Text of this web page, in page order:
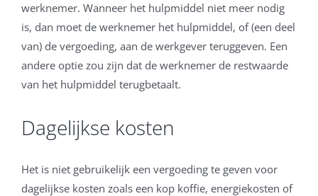
werknemer. Wanneer het hulpmiddel niet meer nodig
is, dan moet de werknemer het hulpmiddel, of (een deel
van) de vergoeding, aan de werkgever teruggeven. Een
andere optie zou zijn dat de werknemer de restwaarde
van het hulpmiddel terugbetaalt.
Dagelijkse kosten
Het is niet gebruikelijk een vergoeding te geven voor
dagelijkse kosten zoals een kop koffie, energiekosten of